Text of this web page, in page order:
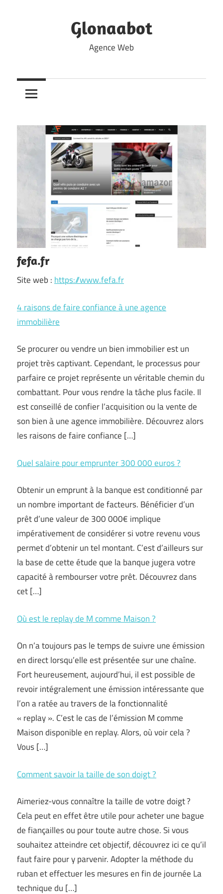
Glonaabot
Agence Web
fefa.fr
Site web : https://www.fefa.fr
4 raisons de faire confiance à une agence
immobilière
Se procurer ou vendre un bien immobilier est un
projet très captivant. Cependant, le processus pour
parfaire ce projet représente un véritable chemin du
combattant. Pour vous rendre la tâche plus facile. Il
est conseillé de confier l’acquisition ou la vente de
son bien à une agence immobilière. Découvrez alors
les raisons de faire confiance […]
Quel salaire pour emprunter 300 000 euros ?
Obtenir un emprunt à la banque est conditionné par
un nombre important de facteurs. Bénéficier d’un
prêt d’une valeur de 300 000€ implique
impérativement de considérer si votre revenu vous
permet d’obtenir un tel montant. C’est d’ailleurs sur
la base de cette étude que la banque jugera votre
capacité à rembourser votre prêt. Découvrez dans
cet […]
Où est le replay de M comme Maison ?
On n’a toujours pas le temps de suivre une émission
en direct lorsqu’elle est présentée sur une chaîne.
Fort heureusement, aujourd’hui, il est possible de
revoir intégralement une émission intéressante que
l’on a ratée au travers de la fonctionnalité
« replay ». C’est le cas de l’émission M comme
Maison disponible en replay. Alors, où voir cela ?
Vous […]
Comment savoir la taille de son doigt ?
Aimeriez-vous connaître la taille de votre doigt ?
Cela peut en effet être utile pour acheter une bague
de fiançailles ou pour toute autre chose. Si vous
souhaitez atteindre cet objectif, découvrez ici ce qu’il
faut faire pour y parvenir. Adopter la méthode du
ruban et effectuer les mesures en fin de journée La
technique du […]